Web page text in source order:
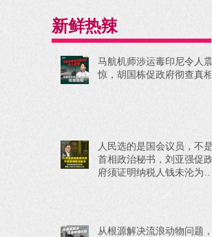
新鲜热辣
马航机师涉运毒印尼令人震
惊，胡国栋促政府彻查真相
人民选的是国会议员，不是
首相政治秘书，刘亚强促政
府须证明纳税人钱未沦为政
从根源解决流浪动物问题，